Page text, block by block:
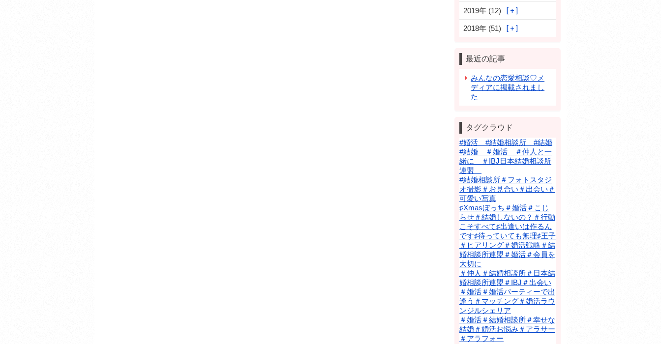
2019年 (12)
2018年 (51)
最近の記事
みんなの恋愛相談♡メ
ディアに掲載されまし
た
タグクラウド
#婚活 #結婚相談所 #結婚
#結婚 ＃婚活 ＃仲人と一
緒に ＃IBJ日本結婚相談所
連盟
#結婚相談所＃フォトスタジ
オ撮影＃お見合い＃出会い＃
可愛い写真
♯Xmasぼっち＃婚活＃こじ
らせ＃結婚しないの？＃行動
こそすべて♯出逢いは作るん
です♯待っていても無理♯王子
＃ヒアリング＃婚活戦略＃結
婚相談所連盟＃婚活＃会員を
大切に
＃仲人＃結婚相談所＃日本結
婚相談所連盟＃IBJ＃出会い
＃婚活＃婚活パーティーで出
逢う＃マッチング＃婚活ラウ
ンジルシェリア
＃婚活＃結婚相談所＃幸せな
結婚＃婚活お悩み＃アラサー
＃アラフォー